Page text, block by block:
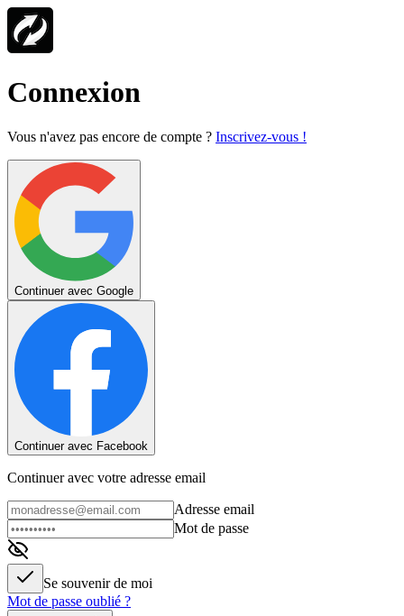
Connexion
Vous n'avez pas encore de compte ? Inscrivez-vous !
Continuer avec Google
Continuer avec Facebook
Continuer avec votre adresse email
Adresse email
Mot de passe
Se souvenir de moi
Mot de passe oublié ?